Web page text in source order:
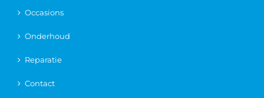
Occasions
Onderhoud
Reparatie
Contact